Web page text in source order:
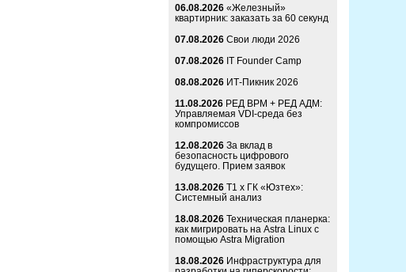
06.08.2026 «Железный»
квартирник: заказать за 60 секунд
07.08.2026 Свои люди 2026
07.08.2026 IT Founder Camp
08.08.2026 ИТ-Пикник 2026
11.08.2026 РЕД ВРМ + РЕД АДМ:
Управляемая VDI-среда без
компромиссов
12.08.2026 За вклад в
безопасность цифрового
будущего. Прием заявок
13.08.2026 Т1 x ГК «Юзтех»:
Системный анализ
18.08.2026 Техническая планерка:
как мигрировать на Astra Linux с
помощью Astra Migration
18.08.2026 Инфраструктура для